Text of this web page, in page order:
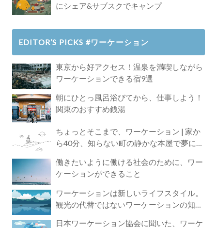
にシェア&サブスクでキャンプ
EDITOR’S PICKS #ワーケーション
東京から好アクセス！温泉を満喫しながら
ワーケーションできる宿9選
朝にひとっ風呂浴びてから、仕事しよう！
関東のおすすめ銭湯
ちょっとそこまで、ワーケーション | 家か
ら40分、知らない町の静かな本屋で夢に近
働きたいように働ける社会のために、ワー
ケーションができること
ワーケーションは新しいライフスタイル。
観光の代替ではないワーケーションの知ら
日本ワーケーション協会に聞いた、ワーケ